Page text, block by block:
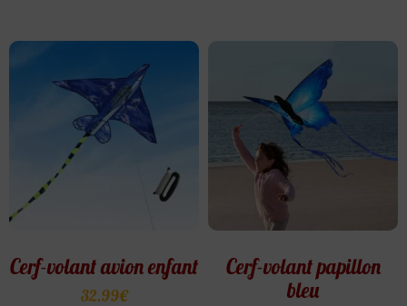
Cerf-volant avion enfant
32.99€
Cerf-volant papillon
bleu